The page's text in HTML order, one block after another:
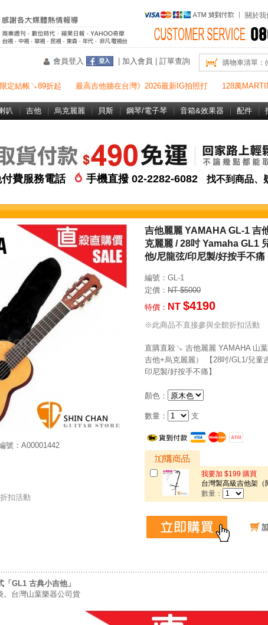
關於我
購物車清單：(
會員登入 加入會員 訂單查詢
定結帳↘89折起 最高吉他牆在台灣》2026最新IG拍照打 128萬
叭 吉他 烏克麗麗 貝斯 鋼琴/電子琴 音箱&效果器 配件
付費服務電話 手機直撥 02-2282-6082 找不到商品、
號：A00001442
扣活動
吉他麗麗 YAMAHA GL-1 吉
克麗麗 / 28吋 Yamaha GL1
他/尼龍弦/印尼製/好按手不痛
編號 ：GL-1
定價： NT $5000
特價： NT $4190
※此商品不直接參與全館折扣活動
直購直殺↘ 吉他麗麗 YAMAHA 山
吉他+烏克麗麗） 【28吋/GL1/兒童
印尼製/好按手不痛】
顏色：
數量： 支
我要加 $199 購買
台灣製高級吉他架（
數量：
GL1 古典小吉他」
。台灣山葉樂器公司貨